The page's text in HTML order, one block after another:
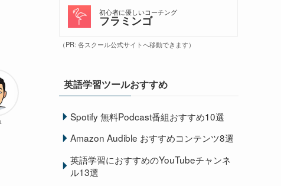
初心者に優しいコーチング
フラミンゴ
（PR: 各スクール公式サイトへ移動できます）
英語学習ツールおすすめ
Spotify 無料Podcast番組おすすめ10選
Amazon Audible おすすめコンテンツ8選
英語学習におすすめのYouTubeチャンネ
ル13選